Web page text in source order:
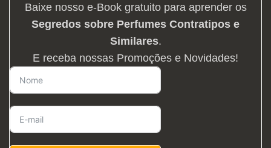
Baixe nosso e-Book gratuito para aprender os
Segredos sobre Perfumes Contratipos e
Similares.
E receba nossas Promoções e Novidades!